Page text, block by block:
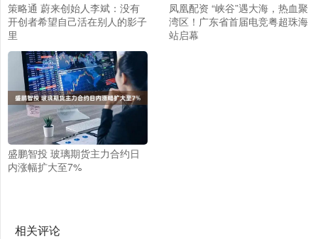
策略通 蔚来创始人李斌：没有
开创者希望自己活在别人的影子
里
凤凰配资 “峡谷”遇大海，热血聚
湾区！广东省首届电竞粤超珠海
站启幕
盛鹏智投 玻璃期货主力合约日
内涨幅扩大至7%
相关评论